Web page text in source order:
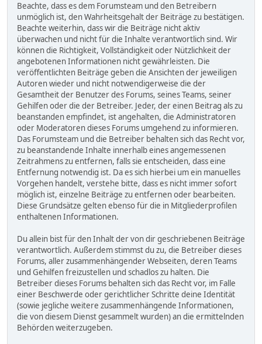
Beachte, dass es dem Forumsteam und den Betreibern
unmöglich ist, den Wahrheitsgehalt der Beiträge zu bestätigen.
Beachte weiterhin, dass wir die Beiträge nicht aktiv
überwachen und nicht für die Inhalte verantwortlich sind. Wir
können die Richtigkeit, Vollständigkeit oder Nützlichkeit der
angebotenen Informationen nicht gewährleisten. Die
veröffentlichten Beiträge geben die Ansichten der jeweiligen
Autoren wieder und nicht notwendigerweise die der
Gesamtheit der Benutzer des Forums, seines Teams, seiner
Gehilfen oder die der Betreiber. Jeder, der einen Beitrag als zu
beanstanden empfindet, ist angehalten, die Administratoren
oder Moderatoren dieses Forums umgehend zu informieren.
Das Forumsteam und die Betreiber behalten sich das Recht vor,
zu beanstandende Inhalte innerhalb eines angemessenen
Zeitrahmens zu entfernen, falls sie entscheiden, dass eine
Entfernung notwendig ist. Da es sich hierbei um ein manuelles
Vorgehen handelt, verstehe bitte, dass es nicht immer sofort
möglich ist, einzelne Beiträge zu entfernen oder bearbeiten.
Diese Grundsätze gelten ebenso für die in Mitgliederprofilen
enthaltenen Informationen.
Du allein bist für den Inhalt der von dir geschriebenen Beiträge
verantwortlich. Außerdem stimmst du zu, die Betreiber dieses
Forums, aller zusammenhängender Webseiten, deren Teams
und Gehilfen freizustellen und schadlos zu halten. Die
Betreiber dieses Forums behalten sich das Recht vor, im Falle
einer Beschwerde oder gerichtlicher Schritte deine Identität
(sowie jegliche weitere zusammenhängende Informationen,
die von diesem Dienst gesammelt wurden) an die ermittelnden
Behörden weiterzugeben.